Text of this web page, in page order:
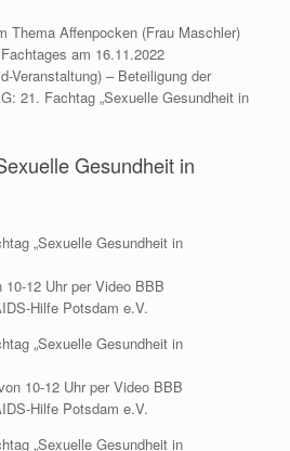
Thema Affenpocken (Frau Maschler)
am 16.11.2022
Veranstaltung) – Beteiligung der
21. Fachtag „Sexuelle Gesundheit in
Gesundheit in
„Sexuelle Gesundheit in
12 Uhr per Video BBB
Hilfe Potsdam e.V.
„Sexuelle Gesundheit in
10-12 Uhr per Video BBB
Hilfe Potsdam e.V.
„Sexuelle Gesundheit in